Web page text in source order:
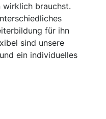
wirklich brauchst.
für ihn
sind unsere
ein individuelles